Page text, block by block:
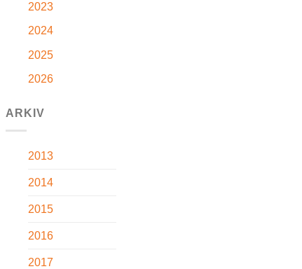
2023
2024
2025
2026
ARKIV
2013
2014
2015
2016
2017